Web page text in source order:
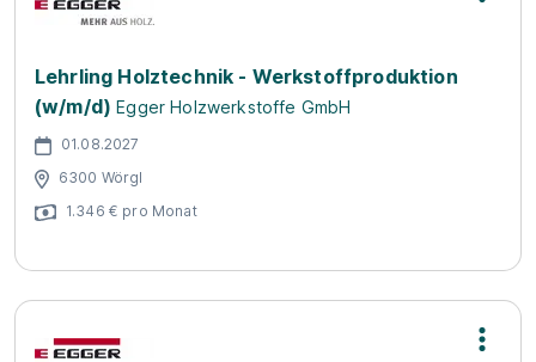
Lehrling Holztechnik - Werkstoffproduktion
(w/m/d) Egger Holzwerkstoffe GmbH
01.08.2027
6300 Wörgl
1.346 € pro Monat